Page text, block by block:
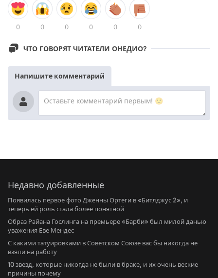
0 0 0 0 0 0
ЧТО ГОВОРЯТ ЧИТАТЕЛИ ОНЕДИО?
Напишите комментарий
Недавно добавленные
Появилась первое фото Дженны Ортеги в «Битлджус 2», и
теперь ей роль стала более понятной
Образ Райана Гослинга на премьере «Барби» был милой данью
уважения Еве Мендес
С какими татуировками в Советском Союзе вас бы никогда не
взяли на работу
10 звезд, которые никогда не были в браке, и их очень веские
причины почему